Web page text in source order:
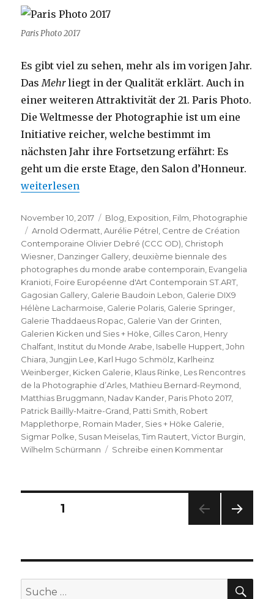
Paris Photo 2017
Es gibt viel zu sehen, mehr als im vorigen Jahr.
Das Mehrliegt in der Qualität erklärt. Auch in
einer weiteren Attraktivität der 21. Paris Photo.
Die Weltmesse der Photographie ist um eine
Initiative reicher, welche bestimmt im
nächsten Jahr ihre Fortsetzung erfährt: Es
geht um die erste Etage, den Salon d’Honneur.
„Paris Photo 2017 – 21ème édition“
weiterlesen
Veröffentlicht
am
November 10, 2017 Kategorien
Blog Exposition Film Photographie
Schlagwörter
Arnold Odermatt ,Aurélie Pétrel Centre de Création
Contemporaine Olivier Debré (CCC OD) Christoph
Wiesner Danzinger Gallery deuxième biennale des
photographes du monde arabe contemporain Evangelia
Kranioti Foire Européenne d'Art Contemporain ST.ART
Gagosian Gallery Galerie Baudoin Lebon Galerie DIX9
Hélène Lacharmoise Galerie Polaris Galerie Springer
Galerie Thaddaeus Ropac Galerie Van der Grinten
Galerien Kicken und Sies + Höke Gilles Caron Henry
Chalfant Institut du Monde Arabe Isabelle Huppert ,John
Chiara ,Jungjin Lee Karl Hugo Schmölz Karlheinz
Weinberger Kicken Galerie Klaus Rinke Les Rencontres
de la Photographie d’Arles Mathieu Bernard-Reymond
Matthias Bruggmann Nadav Kander Paris Photo 2017,
Patrick Baillly-Maitre-Grand Patti Smith Robert
Mapplethorpe Romain Mader Sies + Höke Galerie
Sigmar Polke Susan Meiselas ,Tim Rautert ,Victor Burgin
Wilhelm Schürmann
Schreibe einen Kommentarzu
21ème
édition
Seitennummerierung
Beiträge
SEITE1
E
Suche